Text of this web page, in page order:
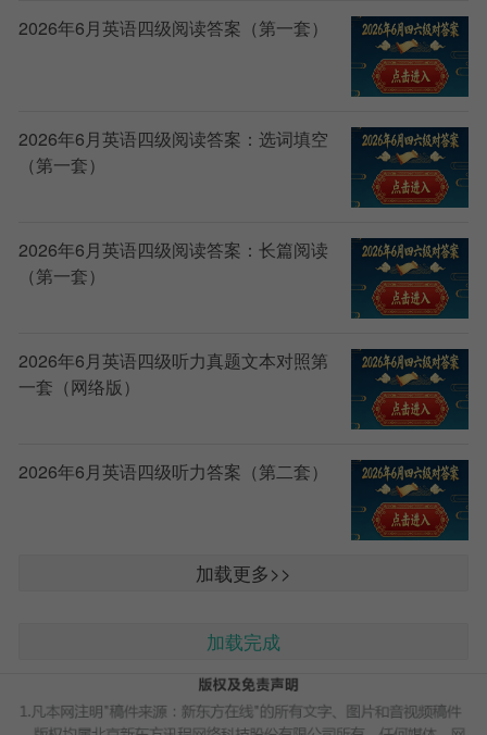
2026年6月英语四级阅读答案（第一套）
2026年6月英语四级阅读答案：选词填空
（第一套）
2026年6月英语四级阅读答案：长篇阅读
（第一套）
2026年6月英语四级听力真题文本对照第
一套（网络版）
2026年6月英语四级听力答案（第二套）
加载更多>>
加载完成